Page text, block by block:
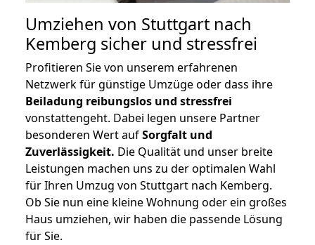
Umziehen von Stuttgart nach
Kemberg sicher und stressfrei
Profitieren Sie von unserem erfahrenen
Netzwerk für günstige Umzüge oder dass ihre
Beiladung reibungslos und stressfrei
vonstattengeht. Dabei legen unsere Partner
besonderen Wert aufSorgfalt und
Zuverlässigkeit. Die Qualität und unser breite
Leistungen machen uns zu der optimalen Wahl
für Ihren Umzug von Stuttgart nach Kemberg.
Ob Sie nun eine kleine Wohnung oder ein großes
Haus umziehen, wir haben die passende Lösung
für Sie.